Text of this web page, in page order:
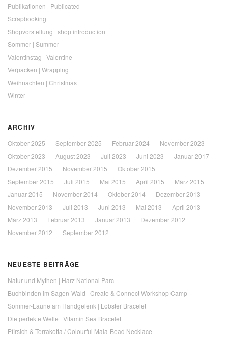
Publikationen | Publicated
Scrapbooking
Shopvorstellung | shop introduction
Sommer | Summer
Valentinstag | Valentine
Verpacken | Wrapping
Weihnachten | Christmas
Winter
ARCHIV
Oktober 2025 September 2025 Februar 2024
November 2023
Oktober 2023
August 2023 Juli 2023 Juni 2023
Januar 2017
Dezember 2015
November 2015
Oktober 2015
September 2015
Juli 2015 Mai 2015 April 2015
März 2015
Januar 2015
November 2014 Oktober 2014
Dezember 2013
November 2013
Juli 2013 Juni 2013 Mai 2013
April 2013
März 2013
Februar 2013 Januar 2013
Dezember 2012
November 2012
September 2012
NEUESTE BEITRÄGE
Natur und Mythen | Harz National Parc
Buchbinden im Sagen-Wald | Create & Connect Workshop Camp
Sommer-Laune am Handgelenk | Lobster Bracelet
Die perfekte Welle | Vitamin Sea Bracelet
Pfirsich & Terrakotta / Colourful Mala-Bead Necklace